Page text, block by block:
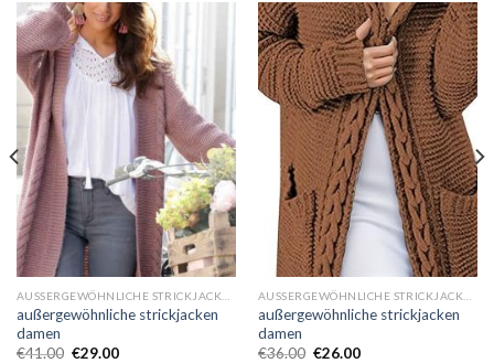
außergewöhnliche strickjacken
damen
€41.00 €29.00
außergewöhnliche strickjacken
damen
€36.00 €26.00